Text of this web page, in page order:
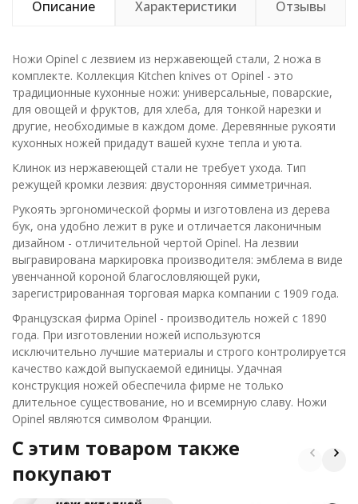
Описание Характеристики Отзывы
Ножи Opinel с лезвием из нержавеющей стали, 2 ножа в
комплекте. Коллекция Kitchen knives от Opinel - это
традиционные кухонные ножи: универсальные, поварские,
для овощей и фруктов, для хлеба, для тонкой нарезки и
другие, необходимые в каждом доме. Деревянные рукояти
кухонных ножей придадут вашей кухне тепла и уюта.
Клинок из нержавеющей стали не требует ухода. Тип
режущей кромки лезвия: двусторонняя симметричная.
Рукоять эргономической формы и изготовлена из дерева
бук, она удобно лежит в руке и отличается лаконичным
дизайном - отличительной чертой Opinel. На лезвии
выгравирована маркировка производителя: эмблема в виде
увенчанной короной благословляющей руки,
зарегистрированная торговая марка компании с 1909 года.
Французская фирма Opinel - производитель ножей с 1890
года. При изготовлении ножей используются
исключительно лучшие материалы и строго контролируется
качество каждой выпускаемой единицы. Удачная
конструкция ножей обеспечила фирме не только
длительное существование, но и всемирную славу. Ножи
Opinel являются символом Франции.
C этим товаром также
покупают